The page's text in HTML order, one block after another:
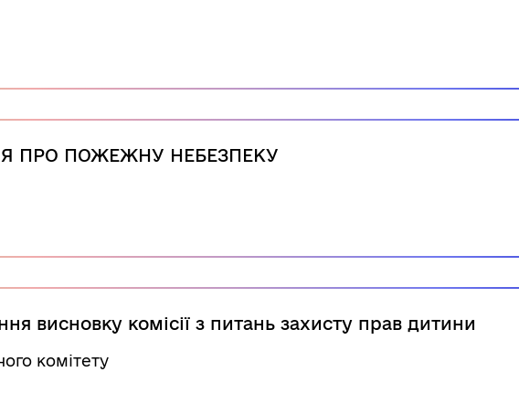
ПРО ПОЖЕЖНУ НЕБЕЗПЕКУ
висновку комісії з питань захисту прав дитини
комітету